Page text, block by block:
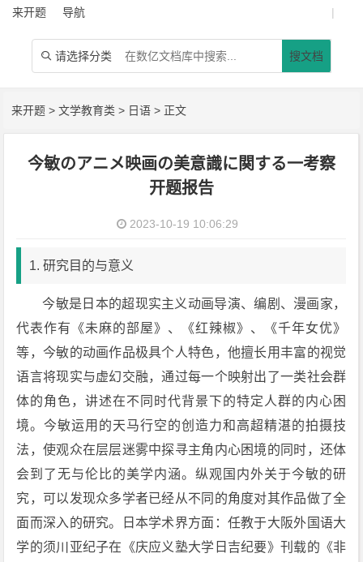
来开题 导航 |
 请选择分类 搜文档
来开题 >文学教育类 > 日语 > 正文
今敏のアニメ映画の美意識に関する一考察
开题报告
2023-10-19 10:06:29
1. 研究目的与意义
今敏是日本的超现实主义动画导演、编剧、漫画家，
代表作有《未麻的部屋》、《红辣椒》、《千年女优》
等，今敏的动画作品极具个人特色，他擅长用丰富的视觉
语言将现实与虚幻交融，通过每一个映射出了一类社会群
体的角色，讲述在不同时代背景下的特定人群的内心困
境。今敏运用的天马行空的创造力和高超精湛的拍摄技
法，使观众在层层迷雾中探寻主角内心困境的同时，还体
会到了无与伦比的美学内涵。纵观国内外关于今敏的研
究，可以发现众多学者已经从不同的角度对其作品做了全
面而深入的研究。日本学术界方面：任教于大阪外国语大
学的须川亚纪子在《庆应义塾大学日吉纪要》刊载的《非